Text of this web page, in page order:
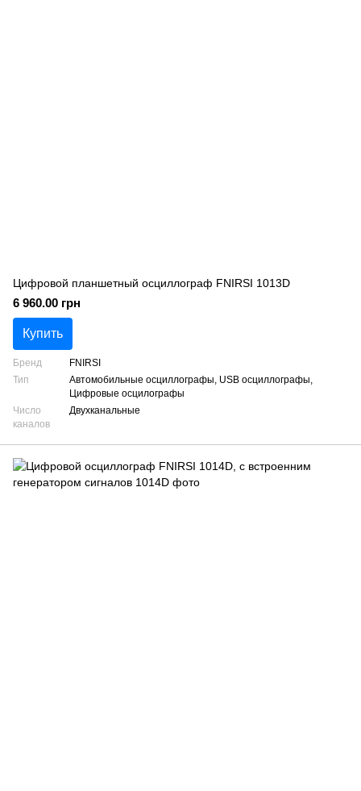
Цифровой планшетный осциллограф FNIRSI 1013D
6 960.00 грн
Купить
Бренд
FNIRSI
Тип
Автомобильные осциллографы, USB осциллографы,
Цифровые осцилографы
Число
каналов
Двухканальные